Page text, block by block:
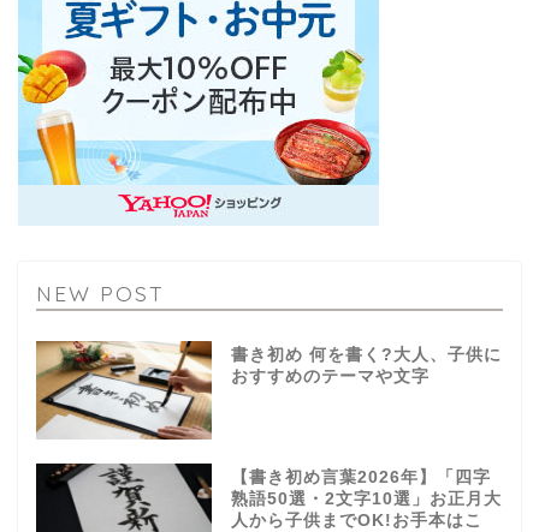
NEW POST
書き初め 何を書く?大人、子供に
おすすめのテーマや文字
【書き初め言葉2026年】「四字
熟語50選・2文字10選」お正月大
人から子供までOK!お手本はこ